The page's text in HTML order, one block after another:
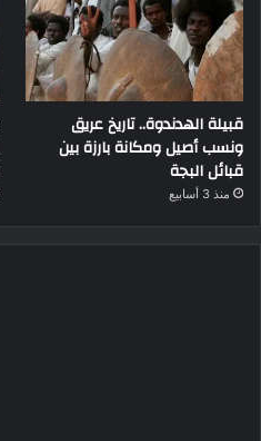
قبيلة الهدندوة.. تاريخ عريق
ونسب أصيل ومكانة بارزة بين
قبائل البجة
منذ 3 أسابيع